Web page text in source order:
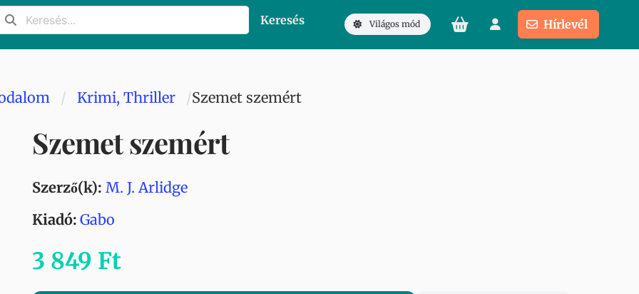
Keresés Világos mód Hírlevél
Krimi, Thriller Szemet szemért
Szemet szemért
Szerző(k): M. J. Arlidge
Kiadó: Gabo
3 849 Ft